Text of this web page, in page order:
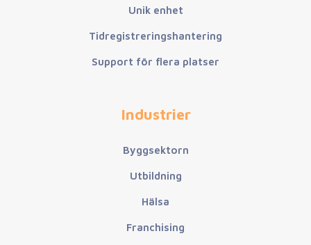
Unik enhet
Tidregistreringshantering
Support för flera platser
Industrier
Byggsektorn
Utbildning
Hälsa
Franchising